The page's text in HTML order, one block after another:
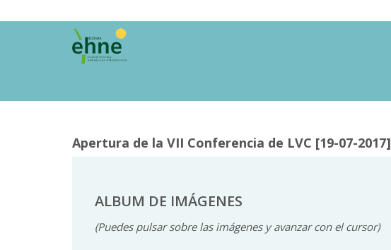
Apertura de la VII Conferencia de LVC [19-07-2017]
ALBUM DE IMÁGENES
(Puedes pulsar sobre las imágenes y avanzar con el cursor)